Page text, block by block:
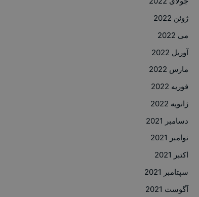
ژوئن 2022
می 2022
آوریل 2022
مارس 2022
فوریه 2022
ژانویه 2022
دسامبر 2021
نوامبر 2021
اکتبر 2021
سپتامبر 2021
آگوست 2021